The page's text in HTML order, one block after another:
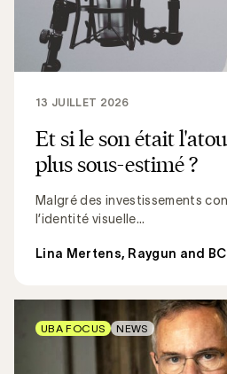
Et si le son était
plus sous-estimé ?
Malgré des investissements
l’identité visuelle...
13 JUILLET 2026
Lina Mertens, Raygun and
UBA FOCUS NEWS